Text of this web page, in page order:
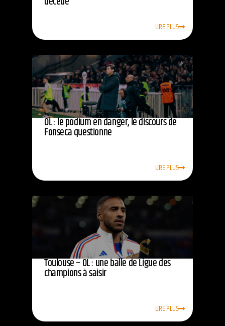
LIRE PLUS
OL : le podium en danger, le discours de
Fonseca questionne
LIRE PLUS
Toulouse – OL : une balle de Ligue des
champions à saisir
LIRE PLUS